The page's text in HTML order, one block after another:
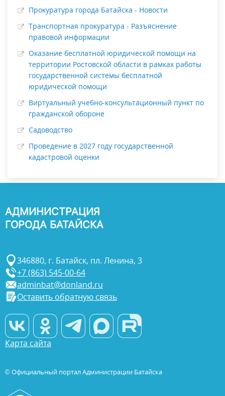
Прокуратура города Батайска - Новости
Транспортная прокуратура - Разъяснение
правовой информации
Оказание бесплатной юридической помощи на
территории Ростовской области в рамках работы
государственной системы бесплатной
юридической помощи
Виртуальный учебно-консультационный пункт по
гражданской обороне
Садоводство
Проведение в 2027 году государственной
кадастровой оценки
АДМИНИСТРАЦИЯ
ГОРОДА БАТАЙСКА
346880, г. Батайск, пл. Ленина, 3
+7 (863) 545-00-64
adminbat@donland.ru
Оставить обратную связь
Карта сайта
© Официальный портал Администрации Батайска